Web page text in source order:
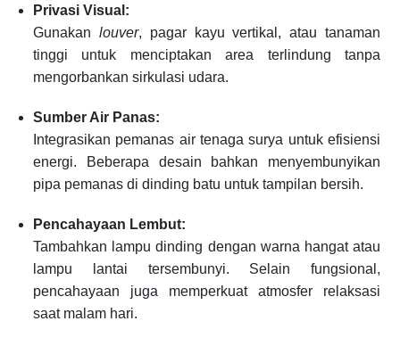
Privasi Visual:
Gunakan louver, pagar kayu vertikal, atau tanaman
tinggi untuk menciptakan area terlindung tanpa
mengorbankan sirkulasi udara.
Sumber Air Panas:
Integrasikan pemanas air tenaga surya untuk efisiensi
energi. Beberapa desain bahkan menyembunyikan
pipa pemanas di dinding batu untuk tampilan bersih.
Pencahayaan Lembut:
Tambahkan lampu dinding dengan warna hangat atau
lampu lantai tersembunyi. Selain fungsional,
pencahayaan juga memperkuat atmosfer relaksasi
saat malam hari.